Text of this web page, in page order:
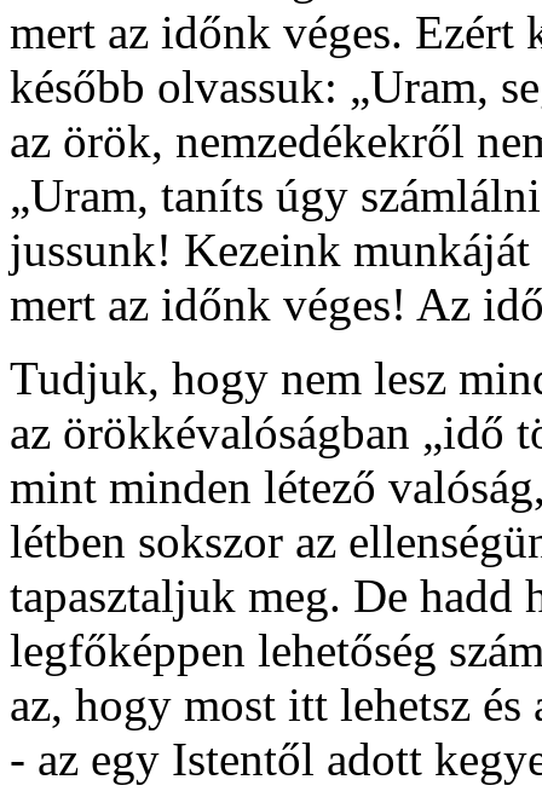
mert az időnk véges.
később olvassuk: „Uram,
az örök, nemzedékekről
„Uram, taníts úgy
jussunk! Kezeink munkáját
mert az időnk véges! Az
Tudjuk, hogy nem lesz
az örökkévalóságban „idő
mint minden létező
létben sokszor az
tapasztaljuk meg. De hadd
legfőképpen lehetőség
az, hogy most itt lehetsz
- az egy Istentől adott